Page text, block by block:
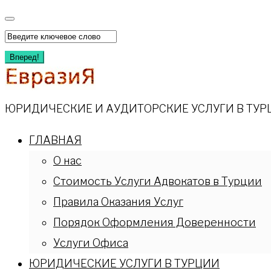
Перейти
к
содержимому
Искать:
Вперед!
ЮРИДИЧЕСКИЕ И АУДИТОРСКИЕ УСЛУГИ В
ГЛАВНАЯ
О нас
Стоимость Услуги Адвокатов в Турции
Правила Оказания Услуг
Порядок Оформления Доверенности
Услуги Офиса
ЮРИДИЧЕСКИЕ УСЛУГИ В ТУРЦИИ